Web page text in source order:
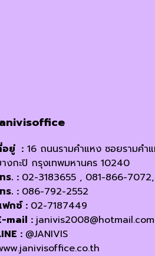
อยู่ : 16 ถนนรามคำแหง ซอยรามค
งกะปิ กรุงเทพมหานคร 10240
ร. : 02-3183655 , 081-866-7072,
ร. : 086-792-2552
กซ์ : 02-7187449
mail : janivis2008@hotmail.com
: @JANIVIS